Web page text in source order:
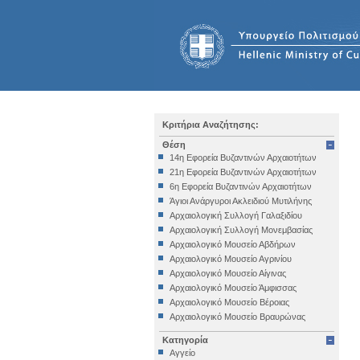
Κριτήρια Αναζήτησης:
Θέση
14η Εφορεία Βυζαντινών Αρχαιοτήτων
21η Εφορεία Βυζαντινών Αρχαιοτήτων
6η Εφορεία Βυζαντινών Αρχαιοτήτων
Άγιοι Ανάργυροι Ακλειδιού Μυτιλήνης
Αρχαιολογική Συλλογή Γαλαξιδίου
Αρχαιολογική Συλλογή Μονεμβασίας
Αρχαιολογικό Μουσείο Αβδήρων
Αρχαιολογικό Μουσείο Αγρινίου
Αρχαιολογικό Μουσείο Αίγινας
Αρχαιολογικό Μουσείο Άμφισσας
Αρχαιολογικό Μουσείο Βέροιας
Αρχαιολογικό Μουσείο Βραυρώνας
Αρχαιολογικό Μουσείο Δελφών
Αρχαιολογικό Μουσείο Ηγουμενίτσας
Κατηγορία
Αγγείο